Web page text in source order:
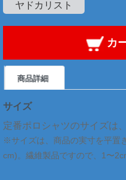
ヤドカリスト
カ
商品詳細
サイズ
定番ポロシャツのサイズは
※サイズは、商品の実寸を平置
cm)。繊維製品ですので、1〜